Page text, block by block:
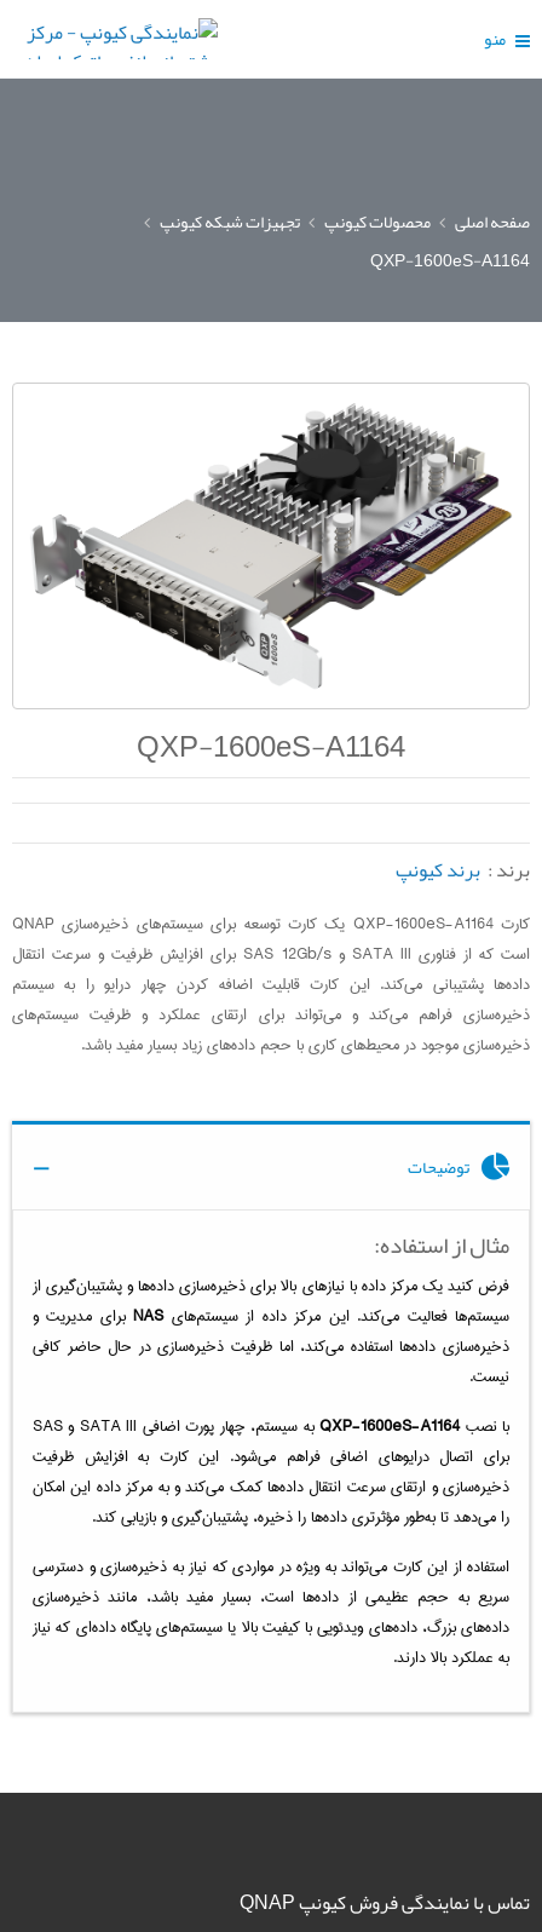
منو
صفحه اصلی محصولات کیونپ
تجهیزات شبکه کیونپ
QXP-1600eS-A1164
QXP-1600eS-A1164
برند : برند کیونپ
کارت QXP-1600eS-A1164 یک کارت توسعه برای سیستم‌های ذخیره‌سازی QNAP
است که از فناوری SATA III و SAS 12Gb/s برای افزایش ظرفیت و سرعت انتقال
داده‌ها پشتیبانی می‌کند. این کارت قابلیت اضافه کردن چهار درایو را به سیستم
ذخیره‌سازی فراهم می‌کند و می‌تواند برای ارتقای عملکرد و ظرفیت سیستم‌های
ذخیره‌سازی موجود در محیط‌های کاری با حجم داده‌های زیاد بسیار مفید باشد.
توضیحات
مثال از استفاده:
فرض کنید یک مرکز داده با نیازهای بالا برای ذخیره‌سازی داده‌ها و پشتیبان‌گیری از
سیستم‌ها فعالیت می‌کند. این مرکز داده از سیستم‌هایNASبرای مدیریت و
ذخیره‌سازی داده‌ها استفاده می‌کند، اما ظرفیت ذخیره‌سازی در حال حاضر کافی
نیست.
با نصبQXP-1600eS-A1164
به سیستم، چهار پورت اضافی SATA III و SAS
برای اتصال درایوهای اضافی فراهم می‌شود. این کارت به افزایش ظرفیت
ذخیره‌سازی و ارتقای سرعت انتقال داده‌ها کمک می‌کند و به مرکز داده این امکان
را می‌دهد تا به‌طور مؤثرتری داده‌ها را ذخیره، پشتیبان‌گیری و بازیابی کند.
استفاده از این کارت می‌تواند به ویژه در مواردی که نیاز به ذخیره‌سازی و دسترسی
سریع به حجم عظیمی از داده‌ها است، بسیار مفید باشد، مانند ذخیره‌سازی
داده‌های بزرگ، داده‌های ویدئویی با کیفیت بالا یا سیستم‌های پایگاه داده‌ای که نیاز
به عملکرد بالا دارند.
تماس با نمایندگی فروش کیونپ QNAP